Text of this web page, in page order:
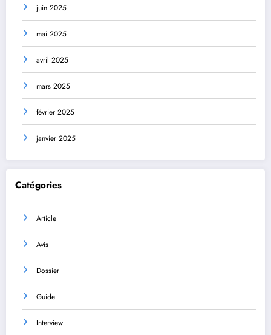
juin 2025
mai 2025
avril 2025
mars 2025
février 2025
janvier 2025
Catégories
Article
Avis
Dossier
Guide
Interview